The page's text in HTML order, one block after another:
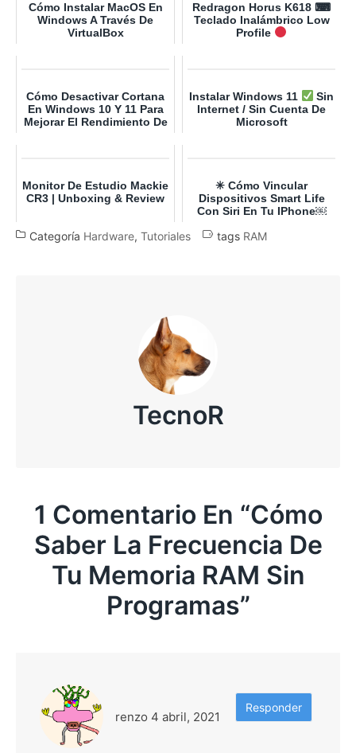
Cómo Instalar MacOS En
Windows A Través De
VirtualBox
Redragon Horus K618 ⌨
Teclado Inalámbrico Low
Profile
Cómo Desactivar Cortana
En Windows 10 Y 11 Para
Mejorar El Rendimiento De
Instalar Windows 11
Sin
Internet / Sin Cuenta De
Microsoft
Monitor De Estudio Mackie
CR3 | Unboxing & Review
✳ Cómo Vincular
Dispositivos Smart Life
Con Siri En Tu IPhone￼
Categoría Hardware, Tutoriales tags RAM
TecnoR
1 Comentario En “Cómo
Saber La Frecuencia De
Tu Memoria RAM Sin
Programas”
renzo 4 abril, 2021
Responder